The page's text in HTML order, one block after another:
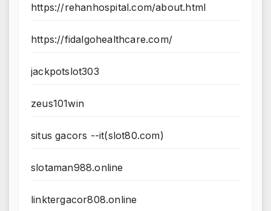
https://rehanhospital.com/about.html
https://fidalgohealthcare.com/
jackpotslot303
zeus101win
situs gacors --it(slot80.com)
slotaman988.online
linktergacor808.online